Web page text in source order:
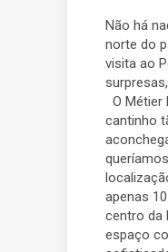
Não há
norte do
visita ao
O Métier
cantinho
apenas
centro da
espaço